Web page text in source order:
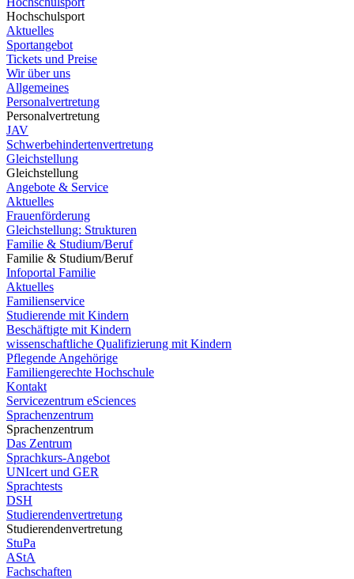
Hochschulsport
Aktuelles
Sportangebot
Tickets und Preise
Wir über uns
Allgemeines
Personalvertretung
Personalvertretung
JAV
Schwerbehindertenvertretung
Gleichstellung
Gleichstellung
Angebote & Service
Aktuelles
Frauenförderung
Gleichstellung: Strukturen
Familie & Studium/Beruf
Familie & Studium/Beruf
Infoportal Familie
Aktuelles
Familienservice
Studierende mit Kindern
Beschäftigte mit Kindern
wissenschaftliche Qualifizierung mit Kindern
Pflegende Angehörige
Familiengerechte Hochschule
Kontakt
Servicezentrum eSciences
Sprachenzentrum
Sprachenzentrum
Das Zentrum
Sprachkurs-Angebot
UNIcert und GER
Sprachtests
DSH
Studierendenvertretung
Studierendenvertretung
StuPa
AStA
Fachschaften